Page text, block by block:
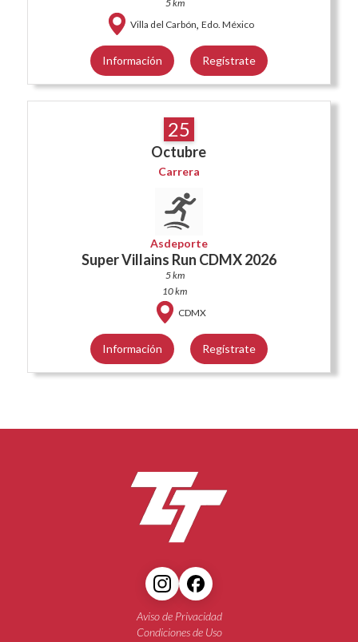
5 km
Villa del Carbón, Edo. México
Información Regístrate
25
Octubre
Carrera
Asdeporte
Super Villains Run CDMX 2026
5 km
10 km
CDMX
Información Regístrate
Aviso de Privacidad
Condiciones de Uso